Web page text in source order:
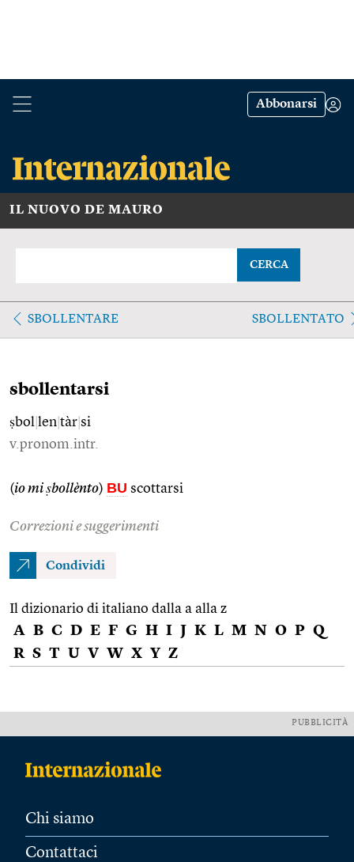
Abbonarsi
IL NUOVO DE MAURO
CERCA
SBOLLENTARE SBOLLENTATO
sbollentarsi
ṣbol len tàr si
v.pronom.intr.
(io mi ṣbollènto) BU scottarsi
Correzioni e suggerimenti
Condividi
Il dizionario di italiano dalla a alla z
A B C D E F G H I J K L M N O P Q
R S T U V W X Y Z
PUBBLICITÀ
Chi siamo
Contattaci